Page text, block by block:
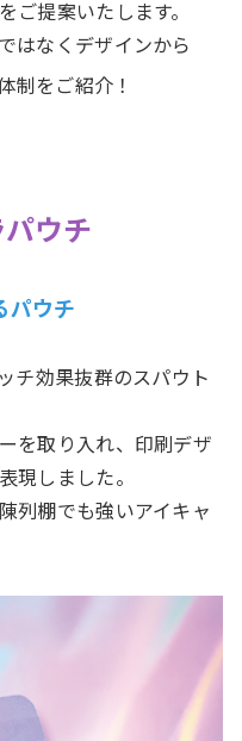
ご提案いたします。
はなくデザインから
制をご紹介！
ウチ
パウチ
チ効果抜群のスパウト
を取り入れ、印刷デザ
現しました。
列棚でも強いアイキャ